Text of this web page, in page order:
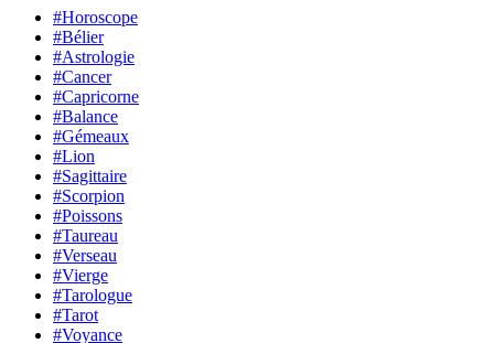
#Horoscope
#Bélier
#Astrologie
#Cancer
#Capricorne
#Balance
#Gémeaux
#Lion
#Sagittaire
#Scorpion
#Poissons
#Taureau
#Verseau
#Vierge
#Tarologue
#Tarot
#Voyance